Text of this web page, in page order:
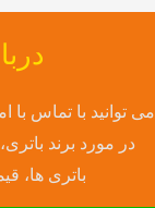
می توانید با تماس با
در مورد برند
باتری ها،